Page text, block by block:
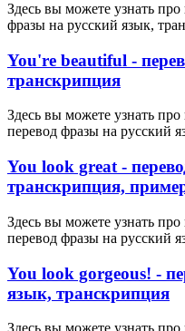
Здесь вы можете узнать
фразы на русский язык,
You're beautiful -
транскрипция
Здесь вы можете узнать
перевод фразы на русский
You look great -
транскрипция,
Здесь вы можете узнать
перевод фразы на русский
You look gorgeous! -
язык, транскрипция